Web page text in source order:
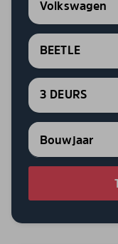
Volkswagen
BEETLE
3 DEURS